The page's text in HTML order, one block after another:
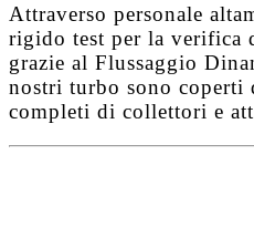
Attraverso personale
rigido test per la verifica
grazie al Flussaggio
nostri turbo sono coperti
completi di collettori e